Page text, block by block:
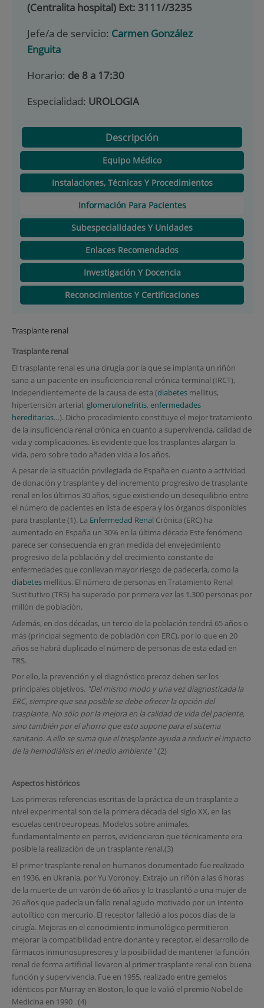
(Centralita hospital) Ext: 3111//3235
Jefe/a de servicio: Carmen González
Enguita
Horario: de 8 a 17:30
Especialidad: UROLOGIA
Descripción
Equipo Médico
Instalaciones, Técnicas Y Procedimientos
Información Para Pacientes
Subespecialidades Y Unidades
Enlaces Recomendados
Investigación Y Docencia
Reconocimientos Y Certificaciones
Trasplante renal
Trasplante renal
El trasplante renal es una cirugía por la que se implanta un riñón
sano a un paciente en insuficiencia renal crónica terminal (IRCT),
independientemente de la causa de esta (diabetesmellitus,
hipertensión arterial, glomerulonefritis, enfermedades
hereditarias…). Dicho procedimiento constituye el mejor tratamiento
de la insuficiencia renal crónica en cuanto a supervivencia, calidad de
vida y complicaciones. Es evidente que los trasplantes alargan la
vida, pero sobre todo añaden vida a los años.
A pesar de la situación privilegiada de España en cuanto a actividad
de donación y trasplante y del incremento progresivo de trasplante
renal en los últimos 30 años, sigue existiendo un desequilibrio entre
el número de pacientes en lista de espera y los órganos disponibles
para trasplante (1). La Enfermedad Renal Crónica (ERC) ha
aumentado en España un 30% en la última década Este fenómeno
parece ser consecuencia en gran medida del envejecimiento
progresivo de la población y del crecimiento constante de
enfermedades que conllevan mayor riesgo de padecerla, como la
diabetesmellitus. El número de personas en Tratamiento Renal
Sustitutivo (TRS) ha superado por primera vez las 1.300 personas por
millón de población.
Además, en dos décadas, un tercio de la población tendrá 65 años o
más (principal segmento de población con ERC), por lo que en 20
años se habrá duplicado el número de personas de esta edad en
TRS.
Por ello, la prevención y el diagnóstico precoz deben ser los
principales objetivos. "Del mismo modo y una vez diagnosticada la
ERC, siempre que sea posible se debe ofrecer la opción del
trasplante. No sólo por la mejora en la calidad de vida del paciente,
sino también por el ahorro que esto supone para el sistema
sanitario. A ello se suma que el trasplante ayuda a reducir el impacto
de la hemodiálisis en el medio ambiente".(2)
Aspectos históricos
Las primeras referencias escritas de la práctica de un trasplante a
nivel experimental son de la primera década del siglo XX, en las
escuelas centroeuropeas. Modelos sobre animales,
fundamentalmente en perros, evidenciaron que técnicamente era
posible la realización de un trasplante renal.(3)
El primer trasplante renal en humanos documentado fue realizado
en 1936, en Ukrania, por Yu Voronoy. Extrajo un riñón a las 6 horas
de la muerte de un varón de 66 años y lo trasplantó a una mujer de
26 años que padecía un fallo renal agudo motivado por un intento
autolítico con mercurio. El receptor falleció a los pocos días de la
cirugía. Mejoras en el conocimiento inmunológico permitieron
mejorar la compatibilidad entre donante y receptor, el desarrollo de
fármacos inmunosupresores y la posibilidad de mantener la función
renal de forma artificial llevaron al primer trasplante renal con buena
función y supervivencia. Fue en 1955, realizado entre gemelos
idénticos por Murray en Boston, lo que le valió el premio Nobel de
Medicina en 1990 . (4)